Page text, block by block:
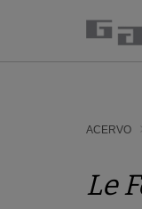
ACERVO
Le